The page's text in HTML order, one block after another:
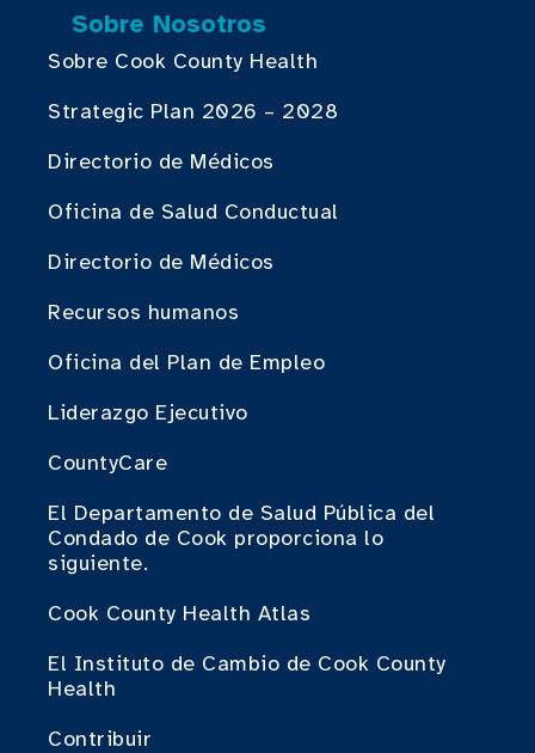
Sobre Nosotros
Sobre Cook County Health
Strategic Plan 2026 – 2028
Directorio de Médicos
Oficina de Salud Conductual
Directorio de Médicos
Recursos humanos
Oficina del Plan de Empleo
Liderazgo Ejecutivo
CountyCare
El Departamento de Salud Pública del
Condado de Cook proporciona lo
siguiente.
Cook County Health Atlas
El Instituto de Cambio de Cook County
Health
Contribuir